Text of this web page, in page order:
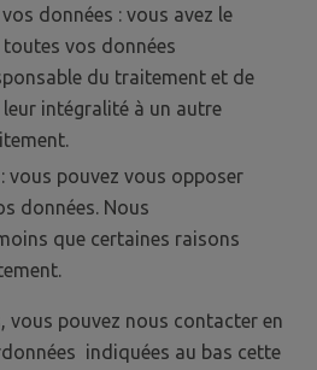
données : vous avez le
vos données
du traitement et de
intégralité à un autre
vous pouvez vous opposer
données. Nous
que certaines raisons
vous pouvez nous contacter en
indiquées au bas cette